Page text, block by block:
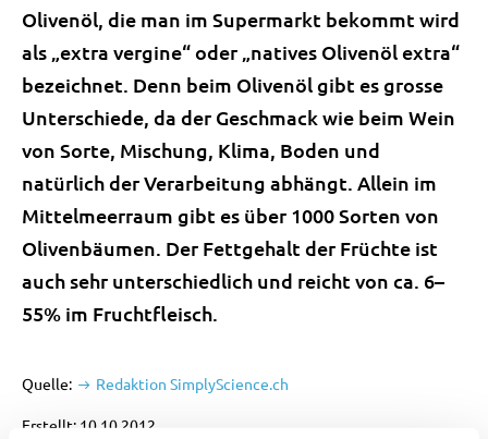
Olivenöl, die man im Supermarkt bekommt wird
als „extra vergine“ oder „natives Olivenöl extra“
bezeichnet. Denn beim Olivenöl gibt es grosse
Unterschiede, da der Geschmack wie beim Wein
von Sorte, Mischung, Klima, Boden und
natürlich der Verarbeitung abhängt. Allein im
Mittelmeerraum gibt es über 1000 Sorten von
Olivenbäumen. Der Fettgehalt der Früchte ist
auch sehr unterschiedlich und reicht von ca. 6–
55% im Fruchtfleisch.
Quelle: Redaktion SimplyScience.ch
Erstellt: 10.10.2012